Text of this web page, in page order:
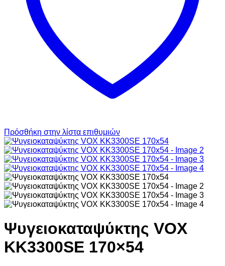
Πρόσθήκη στην λίστα επιθυμιών
Ψυγειοκαταψύκτης VOX
KK3300SE 170×54